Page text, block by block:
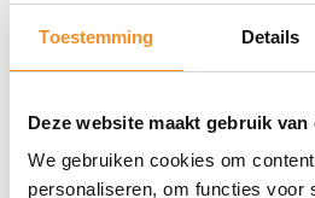
Toestemming Details
Deze website maakt gebruik van
We gebruiken cookies om
personaliseren, om functies voor